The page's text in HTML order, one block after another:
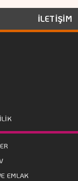
İLETİŞİM
EMLAK